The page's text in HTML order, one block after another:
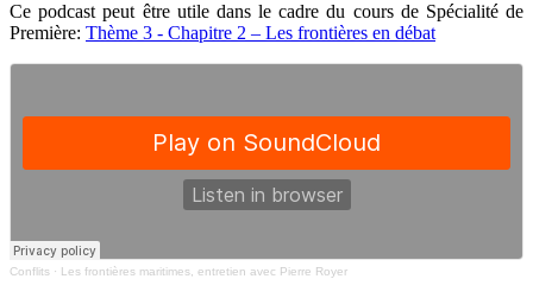
Ce podcast peut être utile dans le cadre du cours de Spécialité de
Première: Thème 3 - Chapitre 2 – Les frontières en débat
Conflits · Les frontières maritimes, entretien avec Pierre Royer